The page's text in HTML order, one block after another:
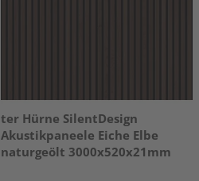
ter Hürne SilentDesign
Akustikpaneele Eiche Elbe
naturgeölt 3000x520x21mm